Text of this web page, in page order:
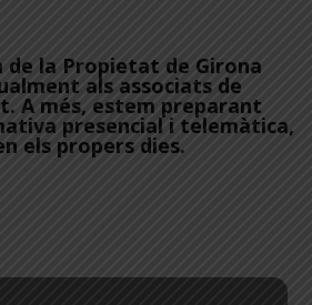
de la Propietat de Girona
als associats de
A més, estem preparant
presencial i telemàtica,
els propers dies.